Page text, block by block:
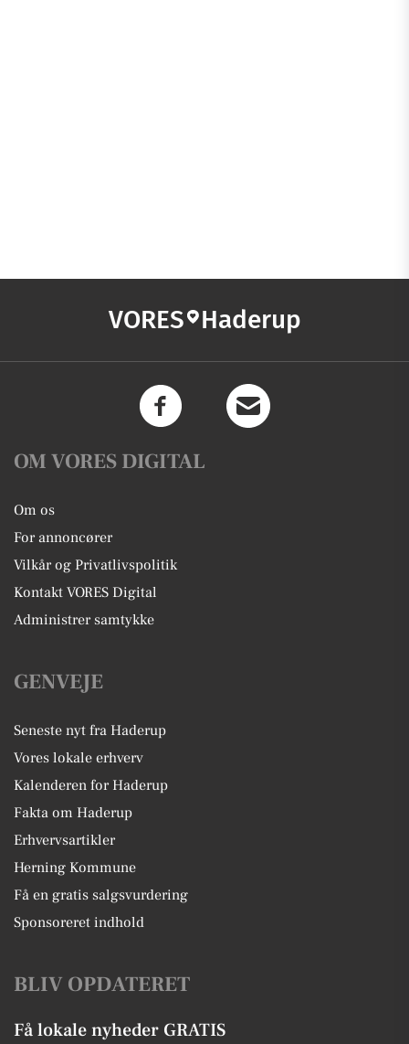
VORES Haderup
OM VORES DIGITAL
Om os
For annoncører
Vilkår og Privatlivspolitik
Kontakt VORES Digital
Administrer samtykke
GENVEJE
Seneste nyt fra Haderup
Vores lokale erhverv
Kalenderen for Haderup
Fakta om Haderup
Erhvervsartikler
Herning Kommune
Få en gratis salgsvurdering
Sponsoreret indhold
BLIV OPDATERET
Få lokale nyheder GRATIS